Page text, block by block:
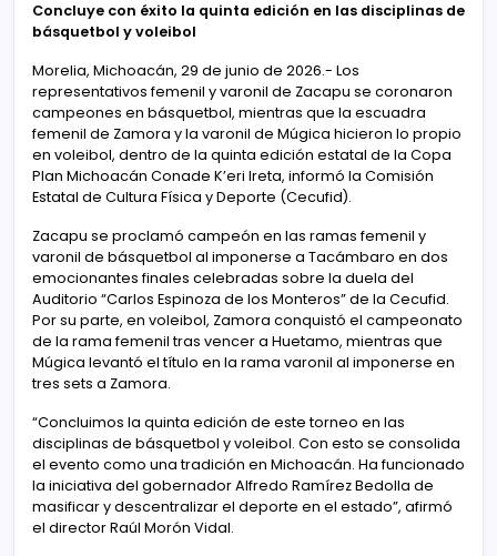
Concluye con éxito la quinta edición en las disciplinas de
básquetbol y voleibol
Morelia, Michoacán, 29 de junio de 2026.- Los
representativos femenil y varonil de Zacapu se coronaron
campeones en básquetbol, mientras que la escuadra
femenil de Zamora y la varonil de Múgica hicieron lo propio
en voleibol, dentro de la quinta edición estatal de la Copa
Plan Michoacán Conade K’eri Ireta, informó la Comisión
Estatal de Cultura Física y Deporte (Cecufid).
Zacapu se proclamó campeón en las ramas femenil y
varonil de básquetbol al imponerse a Tacámbaro en dos
emocionantes finales celebradas sobre la duela del
Auditorio “Carlos Espinoza de los Monteros” de la Cecufid.
Por su parte, en voleibol, Zamora conquistó el campeonato
de la rama femenil tras vencer a Huetamo, mientras que
Múgica levantó el título en la rama varonil al imponerse en
tres sets a Zamora.
“Concluimos la quinta edición de este torneo en las
disciplinas de básquetbol y voleibol. Con esto se consolida
el evento como una tradición en Michoacán. Ha funcionado
la iniciativa del gobernador Alfredo Ramírez Bedolla de
masificar y descentralizar el deporte en el estado”, afirmó
el director Raúl Morón Vidal.